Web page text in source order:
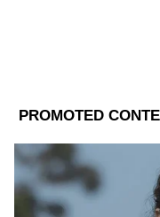
এই পোস্টে, শীর্ষ ৩
কমানোর বিষয়ে